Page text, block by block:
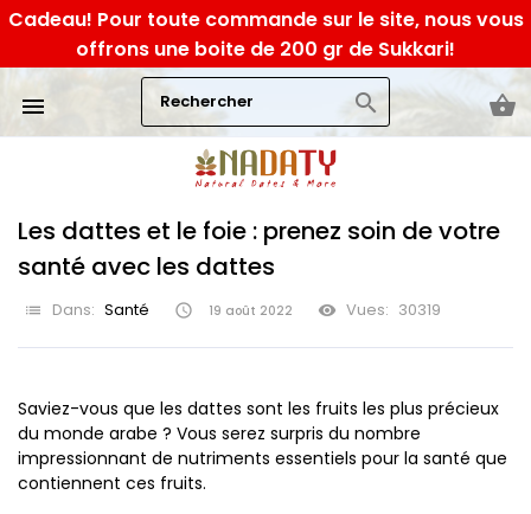
Cadeau! Pour toute commande sur le site, nous vous
offrons une boite de 200 gr de Sukkari!
 shopping_basket
search
Les dattes et le foie : prenez soin de votre
santé avec les dattes
list Dans: Santé  19 août 2022 visibility Vues: 30319
Saviez-vous que les dattes sont les fruits les plus précieux
du monde arabe ? Vous serez surpris du nombre
impressionnant de nutriments essentiels pour la santé que
contiennent ces fruits.